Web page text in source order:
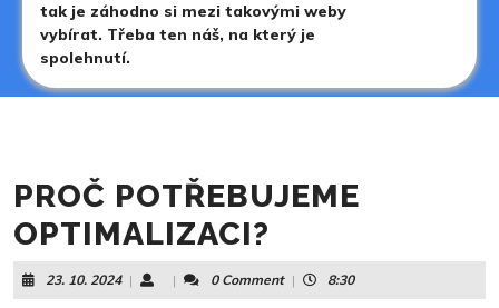
tak je záhodno si mezi takovými weby
vybírat. Třeba ten náš, na který je
spolehnutí.
PROČ POTŘEBUJEME
OPTIMALIZACI?
23. 10. 202423.
10.
| | 0 Comment | 8:30